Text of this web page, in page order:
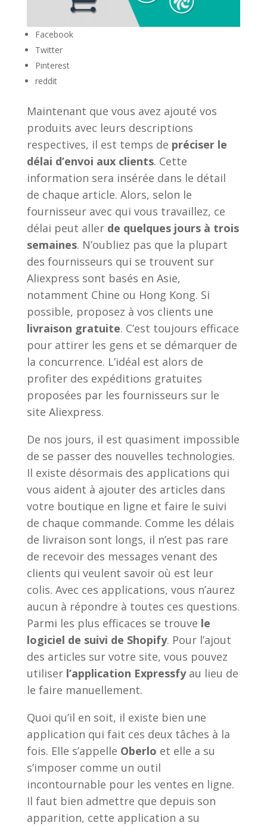
Facebook
Twitter
Pinterest
reddit
Maintenant que vous avez ajouté vos
produits avec leurs descriptions
respectives, il est temps de préciser le
délai d’envoi aux clients. Cette
information sera insérée dans le détail
de chaque article. Alors, selon le
fournisseur avec qui vous travaillez, ce
délai peut aller de quelques jours à trois
semaines. N’oubliez pas que la plupart
des fournisseurs qui se trouvent sur
Aliexpress sont basés en Asie,
notamment Chine ou Hong Kong. Si
possible, proposez à vos clients une
livraison gratuite. C’est toujours efficace
pour attirer les gens et se démarquer de
la concurrence. L’idéal est alors de
profiter des expéditions gratuites
proposées par les fournisseurs sur le
site Aliexpress.
De nos jours, il est quasiment impossible
de se passer des nouvelles technologies.
Il existe désormais des applications qui
vous aident à ajouter des articles dans
votre boutique en ligne et faire le suivi
de chaque commande. Comme les délais
de livraison sont longs, il n’est pas rare
de recevoir des messages venant des
clients qui veulent savoir où est leur
colis. Avec ces applications, vous n’aurez
aucun à répondre à toutes ces questions.
Parmi les plus efficaces se trouve le
logiciel de suivi de Shopify. Pour l’ajout
des articles sur votre site, vous pouvez
utiliser l’application Expressfyau lieu de
le faire manuellement.
Quoi qu’il en soit, il existe bien une
application qui fait ces deux tâches à la
fois. Elle s’appelle Oberlo et elle a su
s’imposer comme un outil
incontournable pour les ventes en ligne.
Il faut bien admettre que depuis son
apparition, cette application a su